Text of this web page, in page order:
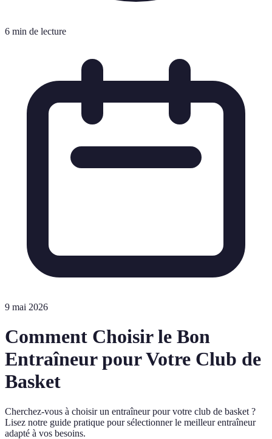
6 min de lecture
9 mai 2026
Comment Choisir le Bon
Entraîneur pour Votre Club de
Basket
Cherchez-vous à choisir un entraîneur pour votre club de basket ?
Lisez notre guide pratique pour sélectionner le meilleur entraîneur
adapté à vos besoins.